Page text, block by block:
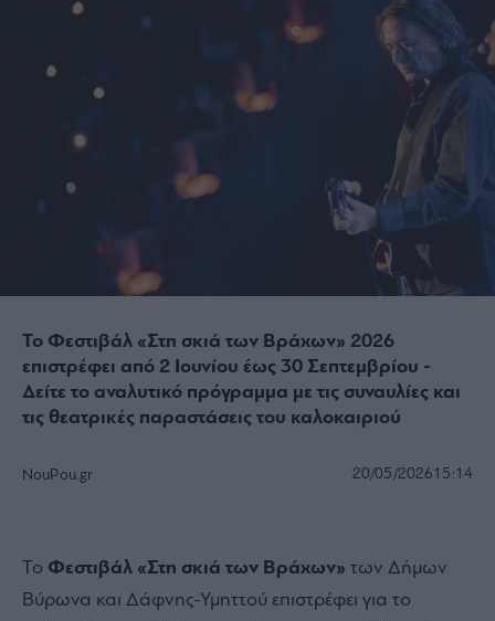
Το Φεστιβάλ «Στη σκιά των Βράχων» 2026
επιστρέφει από 2 Ιουνίου έως 30 Σεπτεμβρίου -
Δείτε το αναλυτικό πρόγραμμα με τις συναυλίες και
τις θεατρικές παραστάσεις του καλοκαιριού
NouPou.gr 20/05/202615:14
Το Φεστιβάλ «Στη σκιά των Βράχων» των Δήμων
Βύρωνα και Δάφνης-Υμηττού επιστρέφει για το